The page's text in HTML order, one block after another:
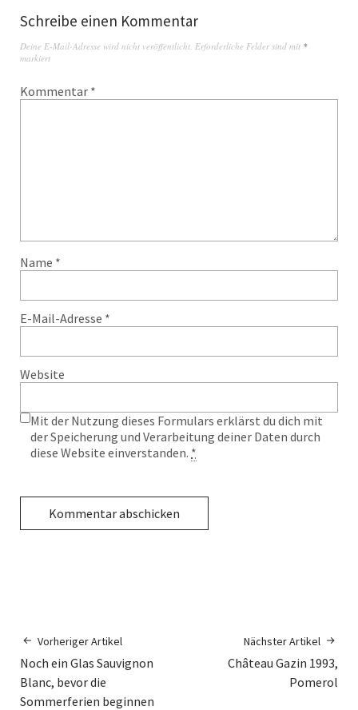
Schreibe einen Kommentar
Deine E-Mail-Adresse wird nicht veröffentlicht. Erforderliche Felder sind mit *
markiert
Kommentar *
Name *
E-Mail-Adresse *
Website
Mit der Nutzung dieses Formulars erklärst du dich mit
der Speicherung und Verarbeitung deiner Daten durch
diese Website einverstanden. *
Vorheriger Artikel
Noch ein Glas Sauvignon
Blanc, bevor die
Sommerferien beginnen
Nächster Artikel
Château Gazin 1993,
Pomerol